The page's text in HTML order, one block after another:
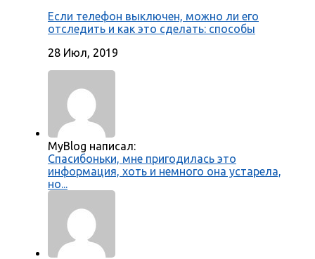
Если телефон выключен, можно ли его
отследить и как это сделать: способы
28 Июл, 2019
MyBlog написал:
Спасибоньки, мне пригодилась это
информация, хоть и немного она устарела,
но...